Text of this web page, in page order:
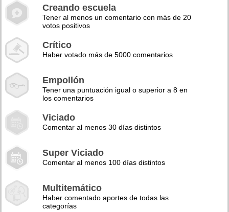
Creando escuela
Tener al menos un comentario con más de 20
votos positivos
Crítico
Haber votado más de 5000 comentarios
Empollón
Tener una puntuación igual o superior a 8 en
los comentarios
Viciado
Comentar al menos 30 días distintos
Super Viciado
Comentar al menos 100 días distintos
Multitemático
Haber comentado aportes de todas las
categorías